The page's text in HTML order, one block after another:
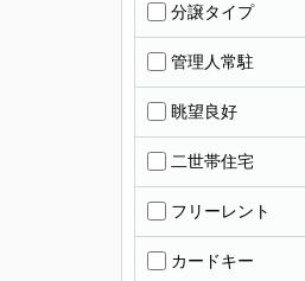
分譲タイプ
管理人常駐
眺望良好
二世帯住宅
フリーレント
カードキー